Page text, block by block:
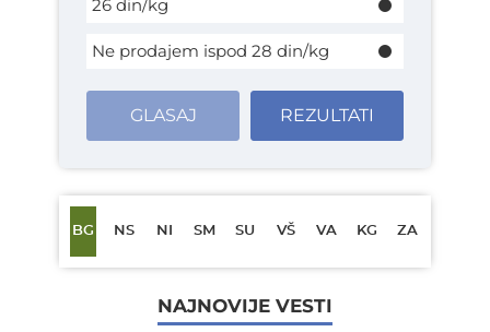
26 din/kg
Ne prodajem ispod 28 din/kg
GLASAJ REZULTATI
BG NS NI SM SU VŠ VA KG ZA
NAJNOVIJE VESTI